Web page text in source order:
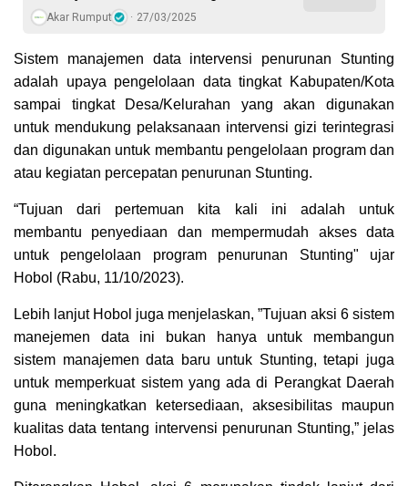
Akar Rumput 27/03/2025
Sistem manajemen data intervensi penurunan Stunting
adalah upaya pengelolaan data tingkat Kabupaten/Kota
sampai tingkat Desa/Kelurahan yang akan digunakan
untuk mendukung pelaksanaan intervensi gizi terintegrasi
dan digunakan untuk membantu pengelolaan program dan
atau kegiatan percepatan penurunan Stunting.
“Tujuan dari pertemuan kita kali ini adalah untuk
membantu penyediaan dan mempermudah akses data
untuk pengelolaan program penurunan Stunting" ujar
Hobol (Rabu, 11/10/2023).
Lebih lanjut Hobol juga menjelaskan, ”Tujuan aksi 6 sistem
manejemen data ini bukan hanya untuk membangun
sistem manajemen data baru untuk Stunting, tetapi juga
untuk memperkuat sistem yang ada di Perangkat Daerah
guna meningkatkan ketersediaan, aksesibilitas maupun
kualitas data tentang intervensi penurunan Stunting,” jelas
Hobol.